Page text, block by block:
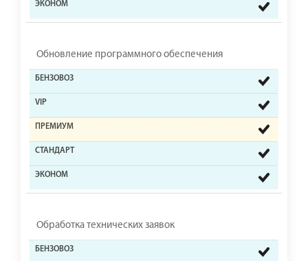
Обновление программного обеспечения
Обработка технических заявок